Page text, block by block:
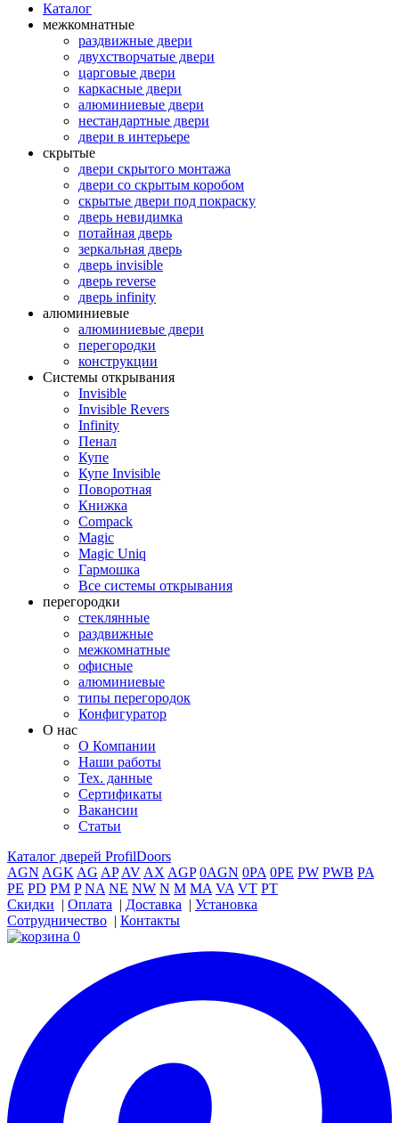
Каталог
межкомнатные
раздвижные двери
двухстворчатые двери
царговые двери
каркасные двери
алюминиевые двери
нестандартные двери
двери в интерьере
скрытые
двери скрытого монтажа
двери со скрытым коробом
скрытые двери под покраску
дверь невидимка
потайная дверь
зеркальная дверь
дверь invisible
дверь reverse
дверь infinity
алюминиевые
алюминиевые двери
перегородки
конструкции
Системы открывания
Invisible
Invisible Revers
Infinity
Пенал
Купе
Купе Invisible
Поворотная
Книжка
Compack
Magic
Magic Uniq
Гармошка
Все системы открывания
перегородки
стеклянные
раздвижные
межкомнатные
офисные
алюминиевые
типы перегородок
Конфигуратор
О нас
О Компании
Наши работы
Тех. данные
Сертификаты
Вакансии
Статьи
Каталог дверей ProfilDoors
AGN AGKAG APAVAXAGP 0AGN 0PA 0PE PW PWB PA
PE PD PM P NA NE NW N M MA VA VT PT
Скидки
Оплата Доставка
Установка
Сотрудничество
Контакты
0